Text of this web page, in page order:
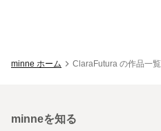
minne ホーム ClaraFutura の作品一覧
minneを知る